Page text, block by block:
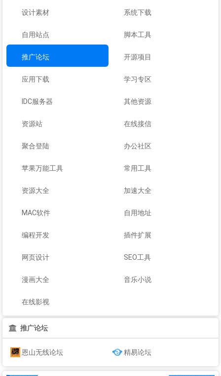
设计素材 系统下载
自用站点 脚本工具
推广论坛 开源项目
应用下载 学习专区
IDC服务器 其他资源
资源站 在线接信
聚合登陆 办公社区
苹果万能工具 常用工具
资源大全 加速大全
MAC软件 自用地址
编程开发 插件扩展
网页设计 SEO工具
漫画大全 音乐小说
在线影视
推广论坛
恩山无线论坛 精易论坛